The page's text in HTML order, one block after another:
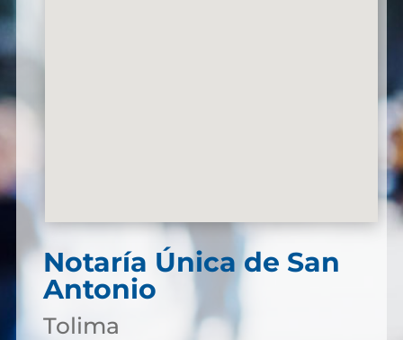
Notaría Única de San
Antonio
Tolima